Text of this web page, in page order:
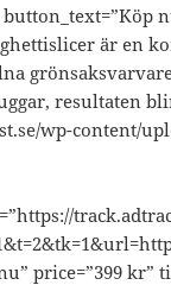
är en
resultaten
wp-content/
price=”399 kr”